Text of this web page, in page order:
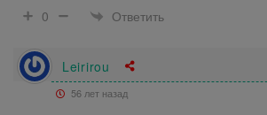
0
Ответить
Leirirou
56 лет назад